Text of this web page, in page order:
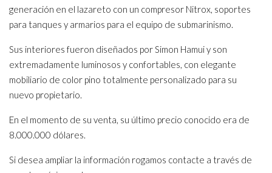
generación en el lazareto con un compresor Nitrox, soportes
para tanques y armarios para el equipo de submarinismo.
Sus interiores fueron diseñados por Simon Hamui y son
extremadamente luminosos y confortables, con elegante
mobiliario de color pino totalmente personalizado para su
nuevo propietario.
En el momento de su venta, su último precio conocido era de
8.000.000 dólares.
Si desea ampliar la información rogamos contacte a través de